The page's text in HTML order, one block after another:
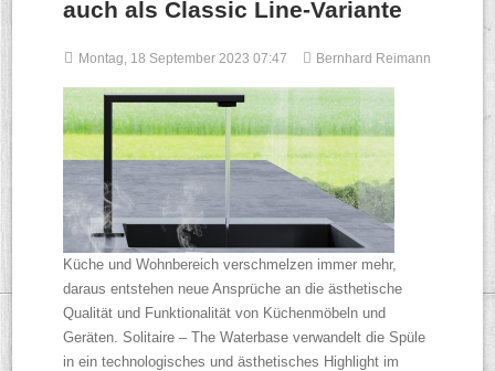
auch als Classic Line-Variante
Montag, 18 September 2023 07:47 Bernhard Reimann
Küche und Wohnbereich verschmelzen immer mehr,
daraus entstehen neue Ansprüche an die ästhetische
Qualität und Funktionalität von Küchenmöbeln und
Geräten. Solitaire – The Waterbase verwandelt die Spüle
in ein technologisches und ästhetisches Highlight im